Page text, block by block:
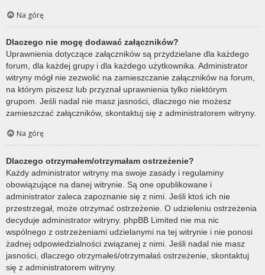
Na górę
Dlaczego nie mogę dodawać załączników?
Uprawnienia dotyczące załączników są przydzielane dla każdego
forum, dla każdej grupy i dla każdego użytkownika. Administrator
witryny mógł nie zezwolić na zamieszczanie załączników na forum,
na którym piszesz lub przyznał uprawnienia tylko niektórym
grupom. Jeśli nadal nie masz jasności, dlaczego nie możesz
zamieszczać załączników, skontaktuj się z administratorem witryny.
Na górę
Dlaczego otrzymałem/otrzymałam ostrzeżenie?
Każdy administrator witryny ma swoje zasady i regulaminy
obowiązujące na danej witrynie. Są one opublikowane i
administrator zaleca zapoznanie się z nimi. Jeśli ktoś ich nie
przestrzegał, może otrzymać ostrzeżenie. O udzieleniu ostrzeżenia
decyduje administrator witryny. phpBB Limited nie ma nic
wspólnego z ostrzeżeniami udzielanymi na tej witrynie i nie ponosi
żadnej odpowiedzialności związanej z nimi. Jeśli nadal nie masz
jasności, dlaczego otrzymałeś/otrzymałaś ostrzeżenie, skontaktuj
się z administratorem witryny.